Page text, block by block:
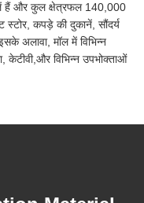
हैं और कुल क्षेत्रफल 140,000
स्टोर, कपड़े की दुकानें, सौंदर्य
अलावा, मॉल में विभिन्न
विभिन्न उपभोक्ताओं